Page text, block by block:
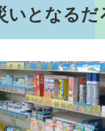
となるだ